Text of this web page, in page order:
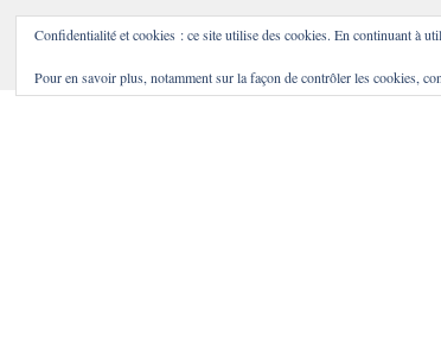
Confidentialité et cookies : ce site utilise des cookies. En continuant à
Pour en savoir plus, notamment sur la façon de contrôler les cookies,